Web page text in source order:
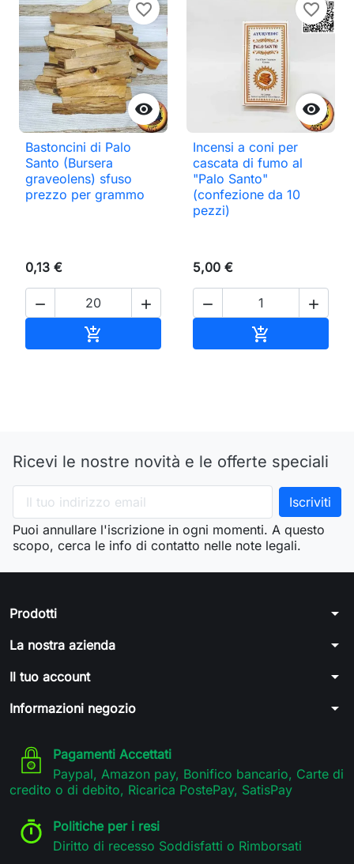

favorite_border
Bastoncini di Palo
Santo (Bursera
graveolens) sfuso
prezzo per grammo
0,13 €
 


favorite_border
Incensi a coni per
cascata di fumo al
"Palo Santo"
(confezione da 10
pezzi)
5,00 €
 

Ricevi le nostre novità e le offerte speciali
Puoi annullare l'iscrizione in ogni momenti. A questo
scopo, cerca le info di contatto nelle note legali.
Prodotti arrow_drop_down
La nostra azienda arrow_drop_down
Il tuo account arrow_drop_down
Informazioni negozio arrow_drop_down
Pagamenti Accettati
Paypal, Amazon pay, Bonifico bancario, Carte di
credito o di debito, Ricarica PostePay, SatisPay
Politiche per i resi
Diritto di recesso Soddisfatti o Rimborsati